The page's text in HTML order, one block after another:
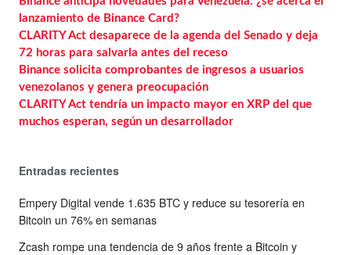
lanzamiento de Binance Card?
CLARITY Act desaparece de la agenda del Senado y deja
72 horas para salvarla antes del receso
Binance solicita comprobantes de ingresos a usuarios
venezolanos y genera preocupación
CLARITY Act tendría un impacto mayor en XRP del que
muchos esperan, según un desarrollador
Entradas recientes
Empery Digital vende 1.635 BTC y reduce su tesorería en
Bitcoin un 76% en semanas
Zcash rompe una tendencia de 9 años frente a Bitcoin y